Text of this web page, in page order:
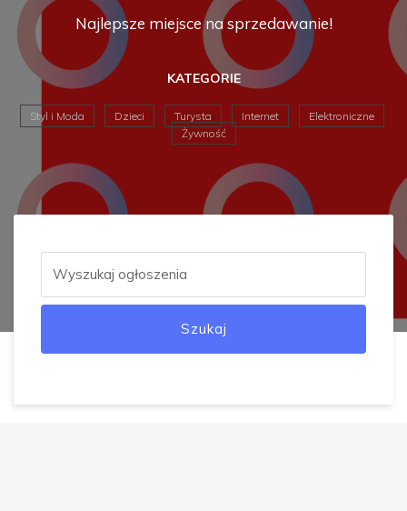
Najlepsze miejsce na sprzedawanie!
KATEGORIE
Styl i Moda Dzieci Turysta Internet
Elektroniczne
Żywność
Szukaj